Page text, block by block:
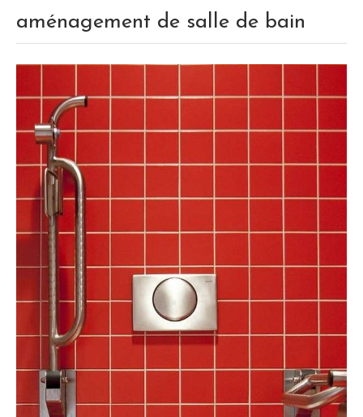
aménagement de salle de bain